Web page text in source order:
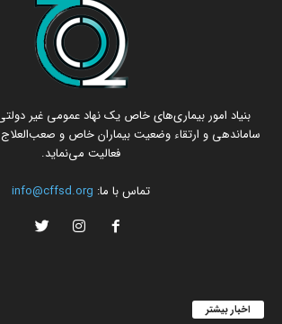
بنیاد امور بیماری‌های خاص یک نهاد عمومی غیر
ساماندهی و ارتقاء وضعیت بیماران خاص و
فعالیت می‌نماید.
تماس با ما: info@cffsd.org
اخبار بیشتر